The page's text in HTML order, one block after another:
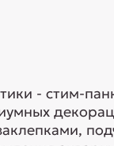
- стим-